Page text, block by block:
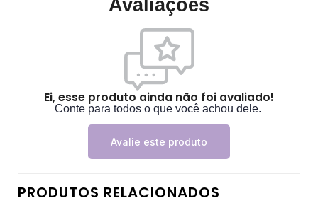
Avaliações
Ei, esse produto ainda não foi avaliado!
Conte para todos o que você achou dele.
Avalie este produto
PRODUTOS RELACIONADOS